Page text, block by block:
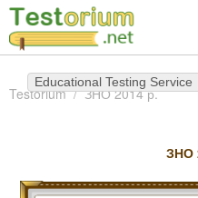
Educational Testing Service
Testorium ЗНО 2014 р.
ЗНО